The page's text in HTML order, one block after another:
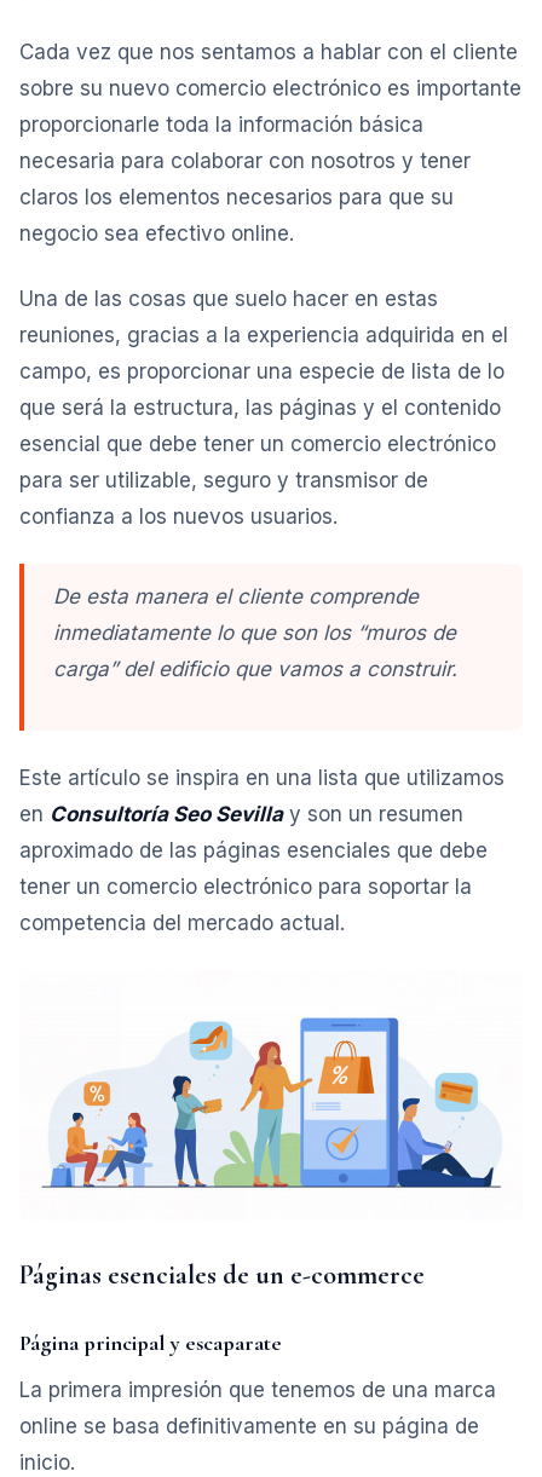
Cada vez que nos sentamos a hablar con el cliente
sobre su nuevo comercio electrónico es importante
proporcionarle toda la información básica
necesaria para colaborar con nosotros y tener
claros los elementos necesarios para que su
negocio sea efectivo online.
Una de las cosas que suelo hacer en estas
reuniones, gracias a la experiencia adquirida en el
campo, es proporcionar una especie de lista de lo
que será la estructura, las páginas y el contenido
esencial que debe tener un comercio electrónico
para ser utilizable, seguro y transmisor de
confianza a los nuevos usuarios.
De esta manera el cliente comprende
inmediatamente lo que son los “muros de
carga” del edificio que vamos a construir.
Este artículo se inspira en una lista que utilizamos
en Consultoría Seo Sevillay son un resumen
aproximado de las páginas esenciales que debe
tener un comercio electrónico para soportar la
competencia del mercado actual.
Páginas esenciales de un e-commerce
Página principal y escaparate
La primera impresión que tenemos de una marca
online se basa definitivamente en su página de
inicio.